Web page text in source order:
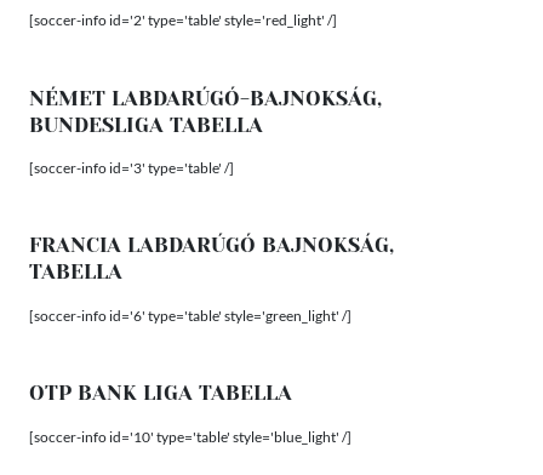
[soccer-info id='2' type='table' style='red_light' /]
NÉMET LABDARÚGÓ-BAJNOKSÁG,
BUNDESLIGA TABELLA
[soccer-info id='3' type='table' /]
FRANCIA LABDARÚGÓ BAJNOKSÁG,
TABELLA
[soccer-info id='6' type='table' style='green_light' /]
OTP BANK LIGA TABELLA
[soccer-info id='10' type='table' style='blue_light' /]